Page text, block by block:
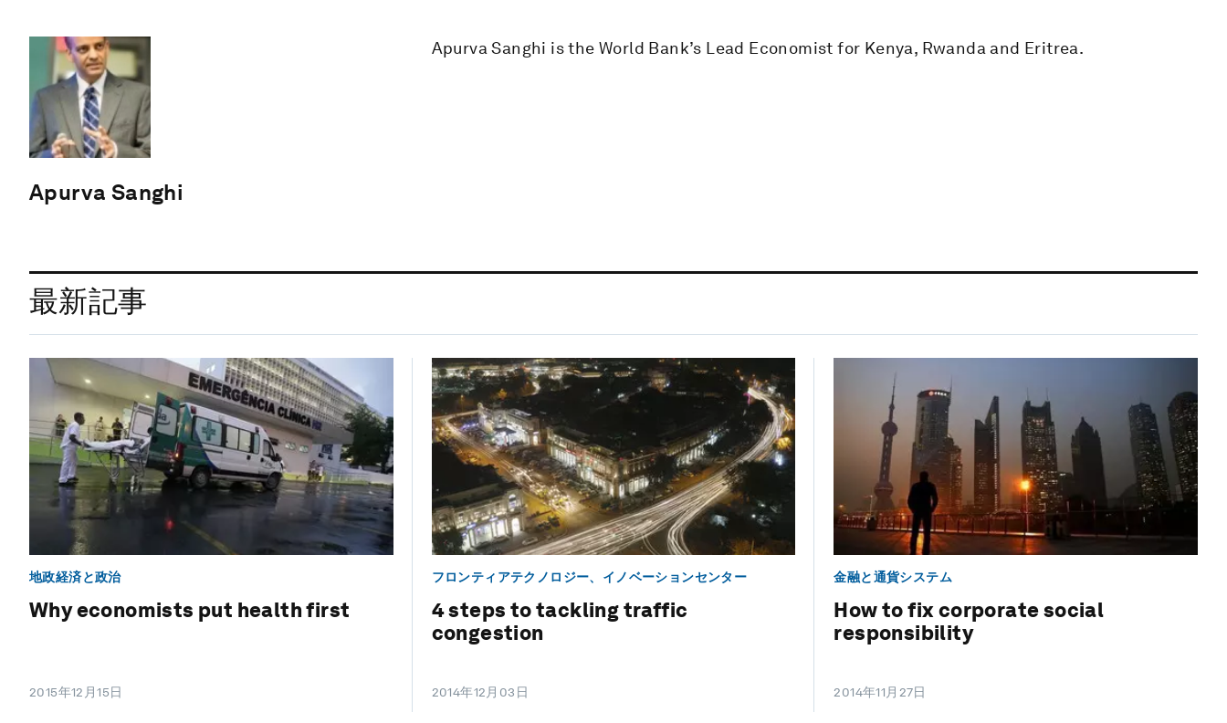
Apurva Sanghi
Apurva Sanghi is the World Bank’s Lead Economist for Kenya, Rwanda and Eritrea.
最新記事
地政経済と政治
Why economists put health first
2015年12月15日
フロンティアテクノロジー、イノベーションセンター
4 steps to tackling traffic
congestion
2014年12月03日
金融と通貨システム
How to fix corporate social
responsibility
2014年11月27日